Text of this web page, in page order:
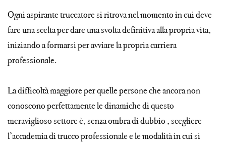
Ogni aspirante truccatore si ritrova nel momento in cui deve
fare una scelta per dare una svolta definitiva alla propria vita,
iniziando a formarsi per avviare la propria carriera
professionale.
La difficoltà maggiore per quelle persone che ancora non
conoscono perfettamente le dinamiche di questo
meraviglioso settore è, senza ombra di dubbio , scegliere
l’accademia di trucco professionale e le modalità in cui si